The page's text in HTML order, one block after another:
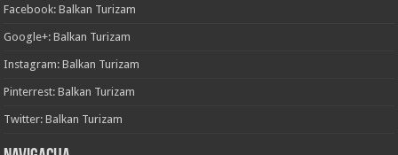
Facebook: Balkan Turizam
Google+: Balkan Turizam
Instagram: Balkan Turizam
Pinterrest: Balkan Turizam
Twitter: Balkan Turizam